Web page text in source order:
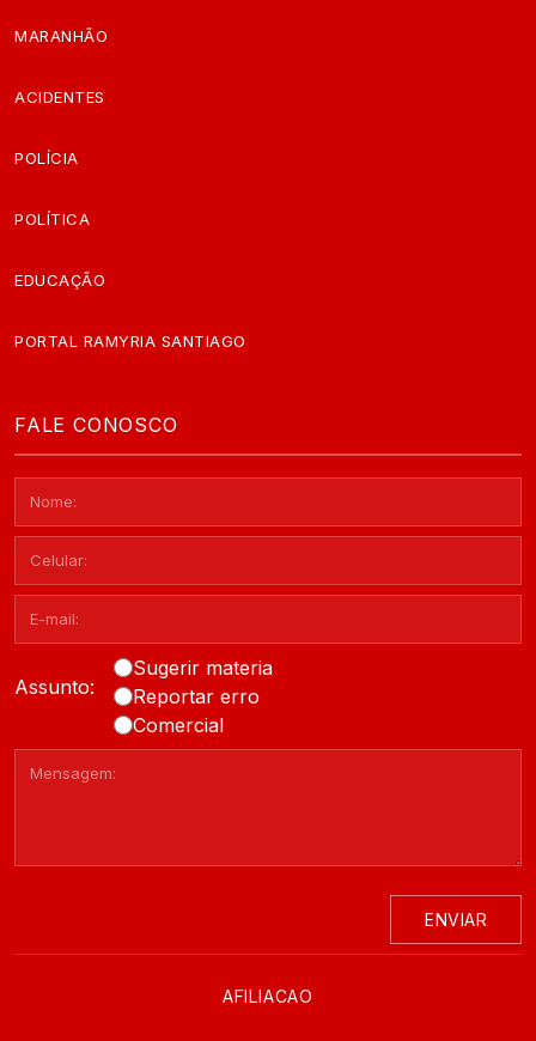
MARANHÃO
ACIDENTES
POLÍCIA
POLÍTICA
EDUCAÇÃO
PORTAL RAMYRIA SANTIAGO
FALE CONOSCO
Assunto:
Sugerir materia
Reportar erro
Comercial
ENVIAR
AFILIACAO